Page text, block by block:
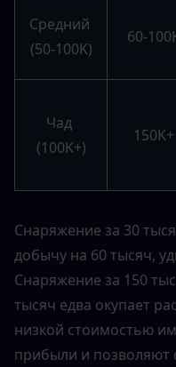
Средний
(50-100K)
60-
Чад
(100K+)
150K+
Снаряжение за 30
добычу на 60 тысяч,
Снаряжение за 150
тысяч едва окупает
низкой стоимостью
прибыли и позволяют